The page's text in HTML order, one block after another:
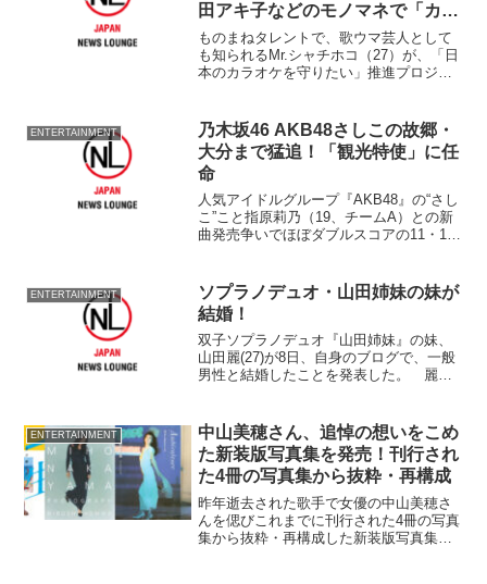
田アキ子などのモノマネで「カラ
オケ安心・安全」PR動画
ものまねタレントで、歌ウマ芸人として
も知られるMr.シャチホコ（27）が、「日
本のカラオケを守りたい」推進プロジェ
クスに対する誤ったマイナスイメージが
増す中、カラオケ業...
ENTERTAINMENT
乃木坂46 AKB48さしこの故郷・
大分まで猛追！「観光特使」に任
命
人気アイドルグループ『AKB48』の“さし
こ”こと指原莉乃（19、チームA）との新
曲発売争いでほぼダブルスコアの11・1万
分『観光大使』に就任したのに対し、大
分市から...
ENTERTAINMENT
ソプラノデュオ・山田姉妹の妹が
結婚！
双子ソプラノデュオ『山田姉妹』の妹、
山田麗(27)が8日、自身のブログで、一般
男性と結婚したことを発表した。 麗は
ENTERTAINMENT
中山美穂さん、追悼の想いをこめ
た新装版写真集を発売！刊行され
た4冊の写真集から抜粋・再構成
昨年逝去された歌手で女優の中山美穂さ
んを偲びこれまでに刊行された4冊の写真
集から抜粋・再構成した新装版写真集